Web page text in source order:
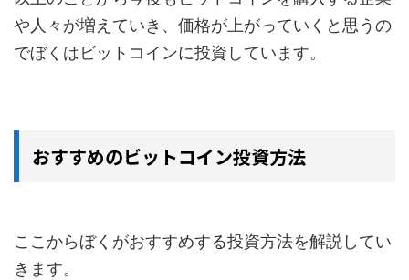
や人々が増えていき、価格が上がっていくと思うの
でぼくはビットコインに投資しています。
おすすめのビットコイン投資方法
ここからぼくがおすすめする投資方法を解説してい
きます。